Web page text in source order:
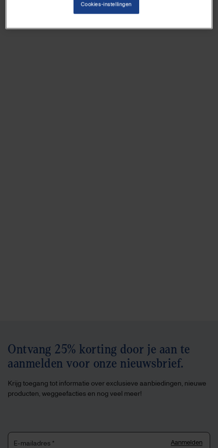
Ontvang 25% korting door je aan te
aanmelden voor onze nieuwsbrief.
Krijg toegang tot informatie over exclusieve aanbiedingen, nieuwe
producten, weggeefacties en nog veel meer!
E-mailadres * Aanmelden
Cookies-instellingen